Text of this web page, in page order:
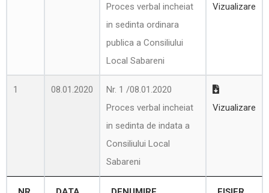
Proces verbal incheiat
in sedinta ordinara
publica a Consiliului
Local Sabareni
Vizualizare
1 08.01.2020
Nr. 1 /08.01.2020
Proces verbal incheiat
in sedinta de indata a
Consiliului Local
Sabareni
Vizualizare